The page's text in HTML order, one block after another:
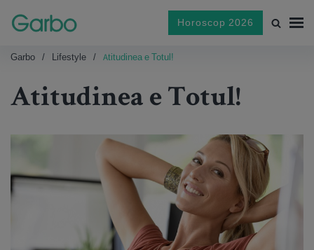
Horoscop 2026
Garbo Lifestyle Atitudinea e Totul!
Atitudinea e Totul!